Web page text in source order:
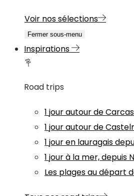
Voir nos sélections
Fermer sous-menu
Inspirations
Road trips
1 jour autour de
1 jour autour de
1 jour en lauragais
1 jour à la mer, depuis
Les plages au départ